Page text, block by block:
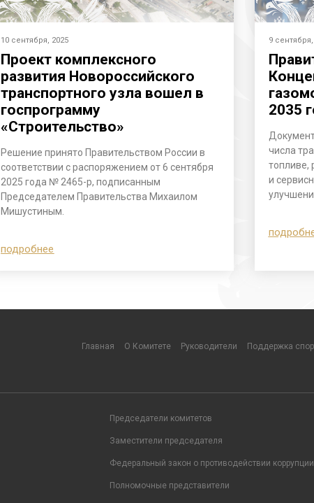
10 сентября, 2025
Проект комплексного
развития Новороссийского
транспортного узла вошел в
госпрограмму
«Строительство»
Решение принято Правительством России в
соответствии с распоряжением от 6 сентября
2025 года № 2465-р, подписанным
Председателем Правительства Михаилом
Мишустиным.
подробнее
9
2035
числа
топливе,
и
Главная О Комитете Руководители Поддержка
Председатели комитетов
Заместители председателя
Федеральный закон о противодействии коррупции
Полномочные представители